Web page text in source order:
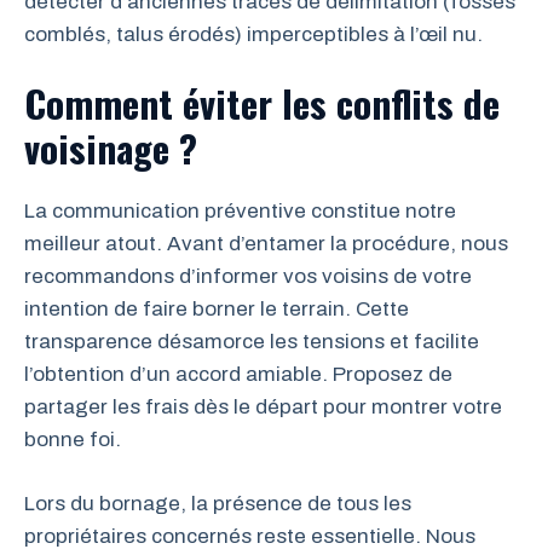
comblés, talus érodés) imperceptibles à l’œil nu.
Comment éviter les conflits de
voisinage ?
La communication préventive constitue notre
meilleur atout. Avant d’entamer la procédure, nous
recommandons d’informer vos voisins de votre
intention de faire borner le terrain. Cette
transparence désamorce les tensions et facilite
l’obtention d’un accord amiable. Proposez de
partager les frais dès le départ pour montrer votre
bonne foi.
Lors du bornage, la présence de tous les
propriétaires concernés reste essentielle. Nous